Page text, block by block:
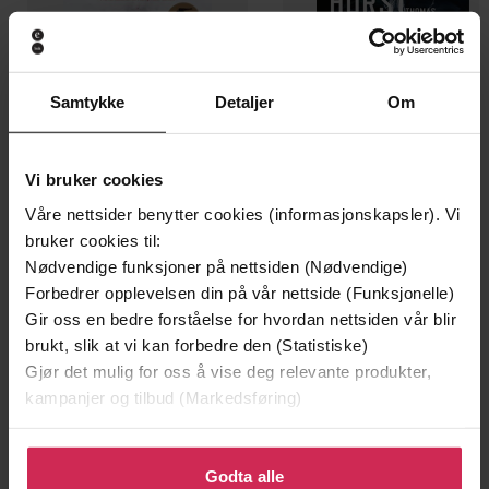
Samtykke Detaljer Om
Vi bruker cookies
Våre nettsider benytter cookies (informasjonskapsler). Vi
bruker cookies til:
Nødvendige funksjoner på nettsiden (Nødvendige)
Forbedrer opplevelsen din på vår nettside (Funksjonelle)
Gir oss en bedre forståelse for hvordan nettsiden vår blir
brukt, slik at vi kan forbedre den (Statistiske)
Gjør det mulig for oss å vise deg relevante produkter,
kampanjer og tilbud (Markedsføring)
Klikk på «Godta alle» for å gi oss ditt samtykke til å
bruke cookies for alle disse formålene. Du kan også
Godta alle
199,-
Minnesota
Jo Nesbø
EBOK
349,-
Utskudd
Jørn Lier Horst
EBOK
Hachette Australia